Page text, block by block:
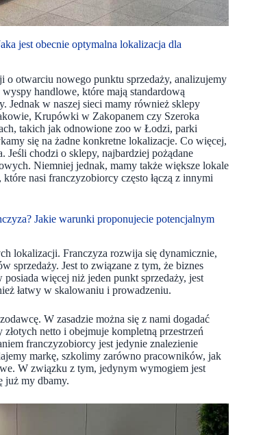
jest obecnie optymalna lokalizacja dla
o otwarciu nowego punktu sprzedaży, analizujemy
handlowe, które mają standardową
Jednak w naszej sieci mamy również sklepy
Krupówki w Zakopanem czy Szeroka
takich jak odnowione zoo w Łodzi, parki
się na żadne konkretne lokalizacje. Co więcej,
chodzi o sklepy, najbardziej pożądane
Niemniej jednak, mamy także większe lokale
nasi franczyzobiorcy często łączą z innymi
Jakie warunki proponujecie potencjalnym
lokalizacji. Franczyza rozwija się dynamicznie,
sprzedaży. Jest to związane z tym, że biznes
więcej niż jeden punkt sprzedaży, jest
łatwy w skalowaniu i prowadzeniu.
W zasadzie można się z nami dogadać
netto i obejmuje kompletną przestrzeń
franczyzobiorcy jest jedynie znalezienie
markę, szkolimy zarówno pracowników, jak
W związku z tym, jedynym wymogiem jest
już my dbamy.